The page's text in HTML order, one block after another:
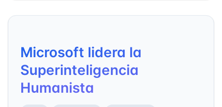
Microsoft lidera la
Superinteligencia
Humanista